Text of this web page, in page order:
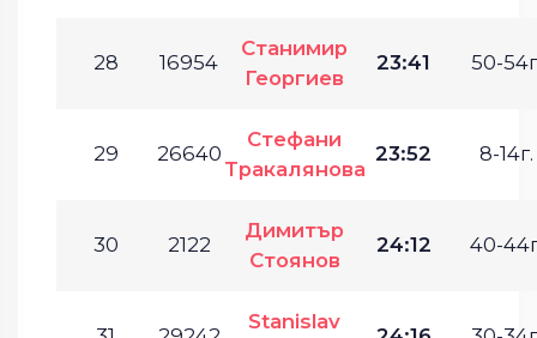
28 16954
Станимир
Георгиев
23:41 50-
29 26640
Стефани
Тракалянова
23:52 8-14г.
30 2122
Димитър
Стоянов
24:12 40-
Stanislav